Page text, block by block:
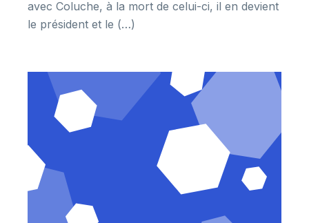
avec Coluche, à la mort de celui-ci, il en devient
le président et le (…)